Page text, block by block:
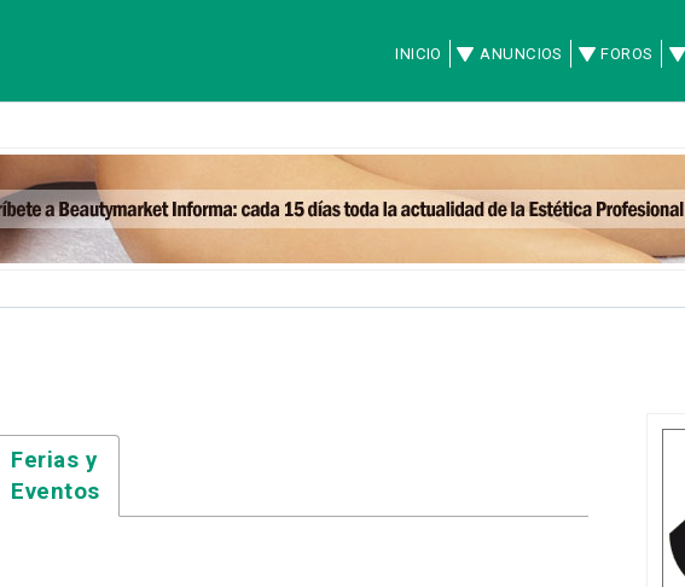
INICIO ANUNCIOS FOROS
Ferias y
Eventos